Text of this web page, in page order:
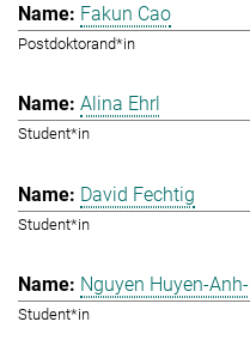
Fakun Cao
Postdoktorand*in
Alina Ehrl
Student*in
David Fechtig
Student*in
Nguyen Huyen-Anh-
Student*in